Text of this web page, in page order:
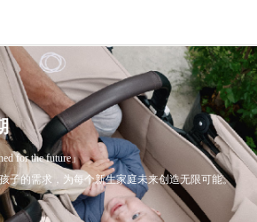
for the future」
子的需求，为每个新生家庭未来创造无限可能。